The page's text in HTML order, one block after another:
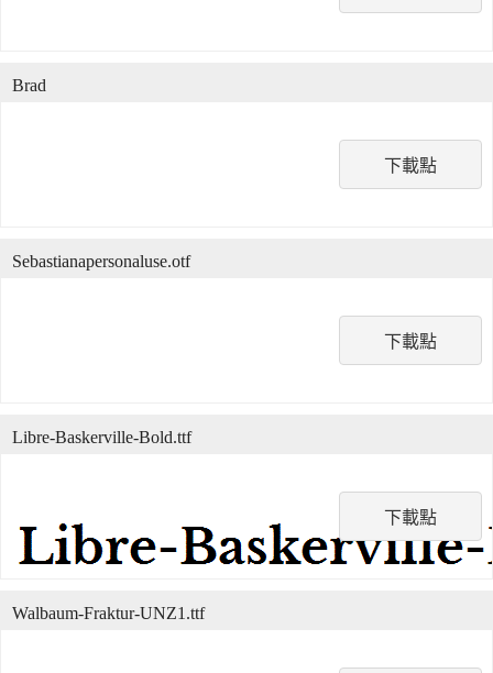
下載點
Brad
下載點
Sebastianapersonaluse.otf
下載點
Libre-Baskerville-Bold.ttf
Walbaum-Fraktur-UNZ1.ttf